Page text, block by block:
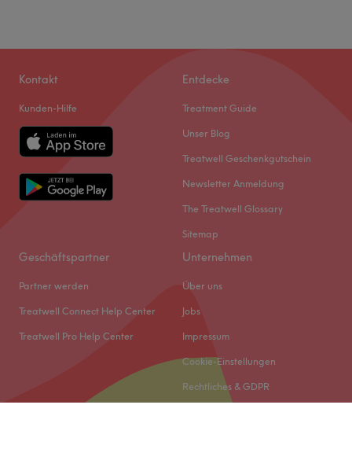
Kontakt
Kunden-Hilfe
Entdecke
Treatment Guide
Unser Blog
Treatwell Geschenkgutschein
Newsletter Anmeldung
The Treatwell Glossary
Sitemap
Geschäftspartner
Partner werden
Treatwell Connect Help Center
Treatwell Pro Help Center
Unternehmen
Über uns
Jobs
Impressum
Cookie-Einstellungen
Rechtliches & GDPR